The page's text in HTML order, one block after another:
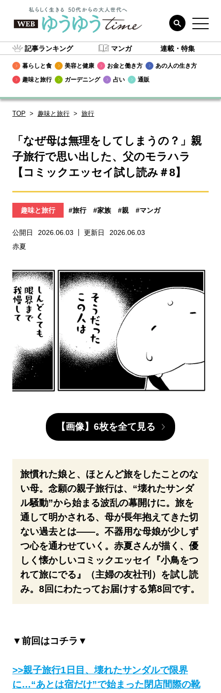
記事ランキング マンガ 連載・特集
暮らしと食 美容と健康 お金と働き方
あの人の生き方
趣味と旅行
ガーデニング 占い 通販
TOP 趣味と旅行 旅行
「なぜ母は無理をしてしまうの？」親
子旅行で思い出した、父のモラハラ
【コミックエッセイ試し読み＃8】
趣味と旅行 #旅行 #家族 #親 #マンガ
公開日 2026.06.03 更新日
2026.06.03
赤夏
【画像】6枚を全て見る
旅慣れた娘と、ほとんど旅をしたことのな
い母。念願の親子旅行は、“壊れたサンダ
ル騒動”から始まる波乱の幕開けに。旅を
通して明かされる、母が長年抱えてきた切
ない過去とは——。不器用な母娘が少しず
つ心を通わせていく。赤夏さんが描く、優
しく懐かしいコミックエッセイ『小鳥をつ
れて旅にでる』（主婦の友社刊）を試し読
み。8回にわたってお届けする第8回です。
▼前回はコチラ▼
>>親子旅行1日目、壊れたサンダルで限界
に…“あとは宿だけ”で始まった閉店間際の靴